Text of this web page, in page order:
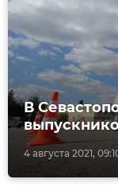
4 августа 2021,
В